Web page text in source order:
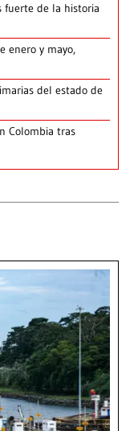
fuerte de la historia
enero y mayo,
del estado de
Colombia tras